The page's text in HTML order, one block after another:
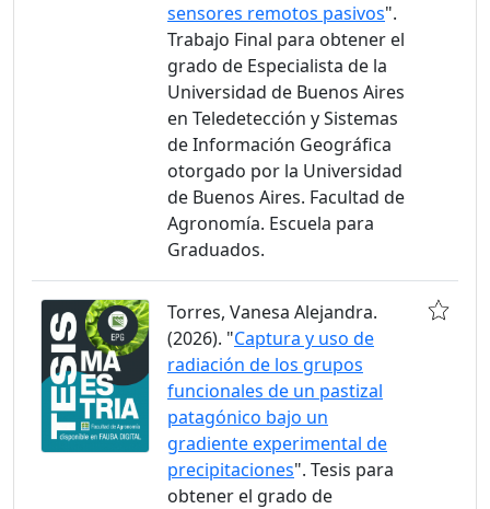
sensores remotos pasivos".
Trabajo Final para obtener el
grado de Especialista de la
Universidad de Buenos Aires
en Teledetección y Sistemas
de Información Geográfica
otorgado por la Universidad
de Buenos Aires. Facultad de
Agronomía. Escuela para
Graduados.
Torres, Vanesa Alejandra.
(2026). "Captura y uso de
radiación de los grupos
funcionales de un pastizal
patagónico bajo un
gradiente experimental de
precipitaciones". Tesis para
obtener el grado de